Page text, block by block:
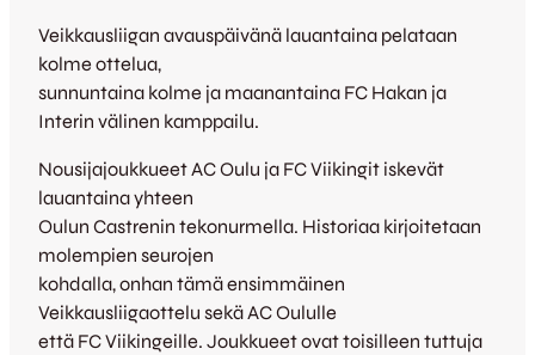
Veikkausliigan avauspäivänä lauantaina pelataan
kolme ottelua,
sunnuntaina kolme ja maanantaina FC Hakan ja
Interin välinen kamppailu.
Nousijajoukkueet AC Oulu ja FC Viikingit iskevät
lauantaina yhteen
Oulun Castrenin tekonurmella. Historiaa kirjoitetaan
molempien seurojen
kohdalla, onhan tämä ensimmäinen
Veikkausliigaottelu sekä AC Oululle
että FC Viikingeille. Joukkueet ovat toisilleen tuttuja